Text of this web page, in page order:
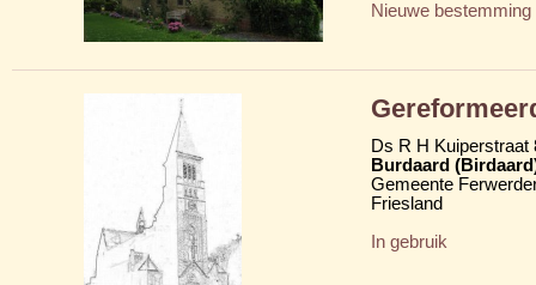
Nieuwe bestemming
Ds R H Kuiperstraat
Burdaard
Gemeente
Friesland
In gebruik